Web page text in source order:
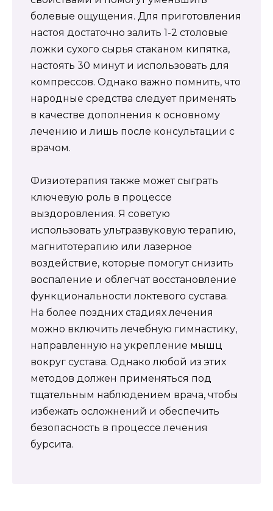
болевые ощущения. Для приготовления
настоя достаточно залить 1-2 столовые
ложки сухого сырья стаканом кипятка,
настоять 30 минут и использовать для
компрессов. Однако важно помнить, что
народные средства следует применять
в качестве дополнения к основному
лечению и лишь после консультации с
врачом.
Физиотерапия также может сыграть
ключевую роль в процессе
выздоровления. Я советую
использовать ультразвуковую терапию,
магнитотерапию или лазерное
воздействие, которые помогут снизить
воспаление и облегчат восстановление
функциональности локтевого сустава.
На более поздних стадиях лечения
можно включить лечебную гимнастику,
направленную на укрепление мышц
вокруг сустава. Однако любой из этих
методов должен применяться под
тщательным наблюдением врача, чтобы
избежать осложнений и обеспечить
безопасность в процессе лечения
бурсита.